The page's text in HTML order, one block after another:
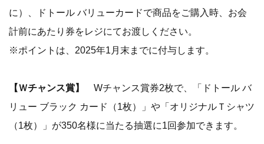
に）、ドトール バリューカードで商品をご購入時、お会
計前にあたり券をレジにてお渡しください。
※ポイントは、2025年1月末までに付与します。
【Ｗチャンス賞】
Wチャンス賞券2枚で、「ドトール バ
リュー ブラック カード（1枚）」や「オリジナルＴシャツ
（1枚）」が350名様に当たる抽選に1回参加できます。